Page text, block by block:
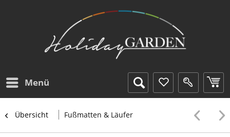
Menü
Übersicht Fußmatten & Läufer